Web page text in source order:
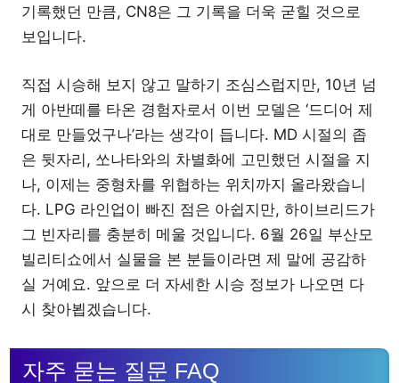
기록했던 만큼, CN8은 그 기록을 더욱 굳힐 것으로
보입니다.
직접 시승해 보지 않고 말하기 조심스럽지만, 10년 넘
게 아반떼를 타온 경험자로서 이번 모델은 ‘드디어 제
대로 만들었구나’라는 생각이 듭니다. MD 시절의 좁
은 뒷자리, 쏘나타와의 차별화에 고민했던 시절을 지
나, 이제는 중형차를 위협하는 위치까지 올라왔습니
다. LPG 라인업이 빠진 점은 아쉽지만, 하이브리드가
그 빈자리를 충분히 메울 것입니다. 6월 26일 부산모
빌리티쇼에서 실물을 본 분들이라면 제 말에 공감하
실 거예요. 앞으로 더 자세한 시승 정보가 나오면 다
시 찾아뵙겠습니다.
자주 묻는 질문 FAQ